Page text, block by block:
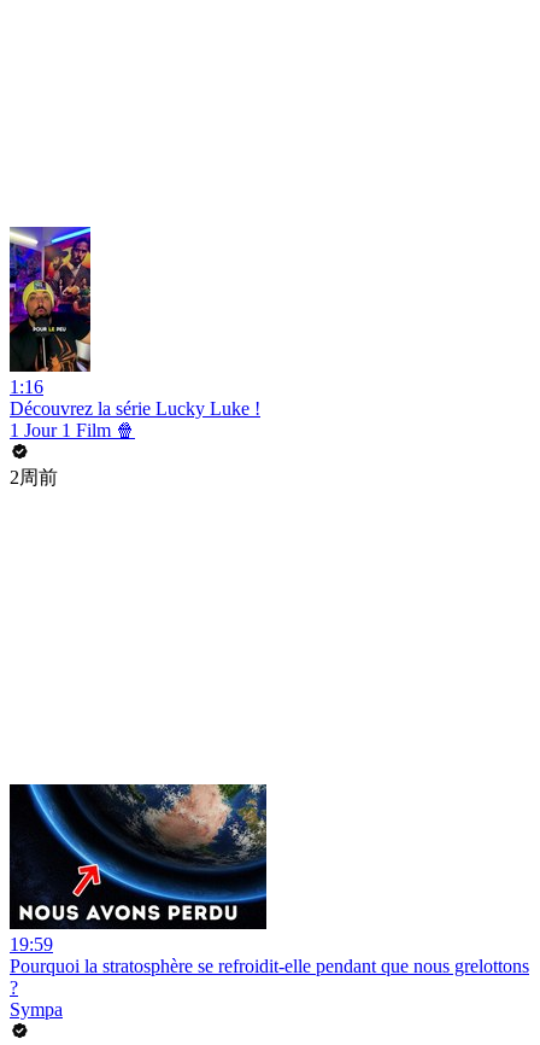
1:16
Découvrez la série Lucky Luke !
1 Jour 1 Film 🍿
2周前
19:59
Pourquoi la stratosphère se refroidit-elle pendant que nous grelottons
?
Sympa